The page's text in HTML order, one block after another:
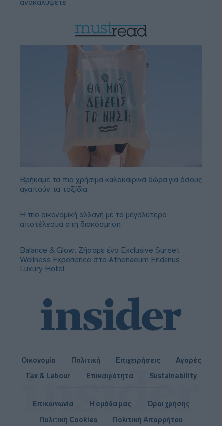
ανακαλύψετε
Βρήκαμε τα πιο χρήσιμα καλοκαιρινά δώρα για όσους
αγαπούν τα ταξίδια
Η πιο οικονομική αλλαγή με το μεγαλύτερο
αποτέλεσμα στη διακόσμηση
Balance & Glow: Ζήσαμε ένα Exclusive Sunset
Wellness Experience στο Athenaeum Eridanus
Luxury Hotel
Οικονομία Πολιτική Επιχειρήσεις
Αγορές
Tax & Labour
Επικαιρότητα Sustainability
Επικοινωνία Η ομάδα μας
Όροι χρήσης
Πολιτική Cookies
Πολιτική Απορρήτου